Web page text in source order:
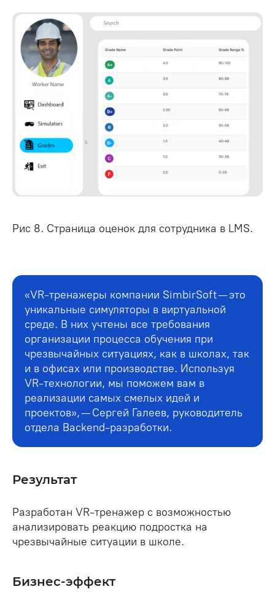
Рис 8. Страница оценок для сотрудника в LMS.
«VR-тренажеры компании SimbirSoft — это
уникальные симуляторы в виртуальной
среде. В них учтены все требования
организации процесса обучения при
чрезвычайных ситуациях, как в школах, так
и в офисах или производстве. Используя
VR-технологии, мы поможем вам в
реализации самых смелых идей и
проектов», — Сергей Галеев, руководитель
отдела Backend-разработки.
Результат
Разработан VR-тренажер с возможностью
анализировать реакцию подростка на
чрезвычайные ситуации в школе.
Бизнес-эффект